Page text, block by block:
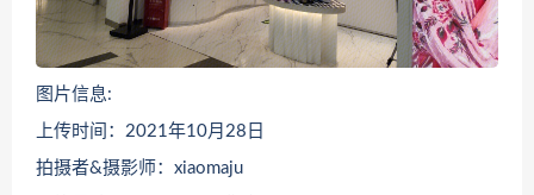
图片信息:
上传时间：2021年10月28日
拍摄者&摄影师：xiaomaju